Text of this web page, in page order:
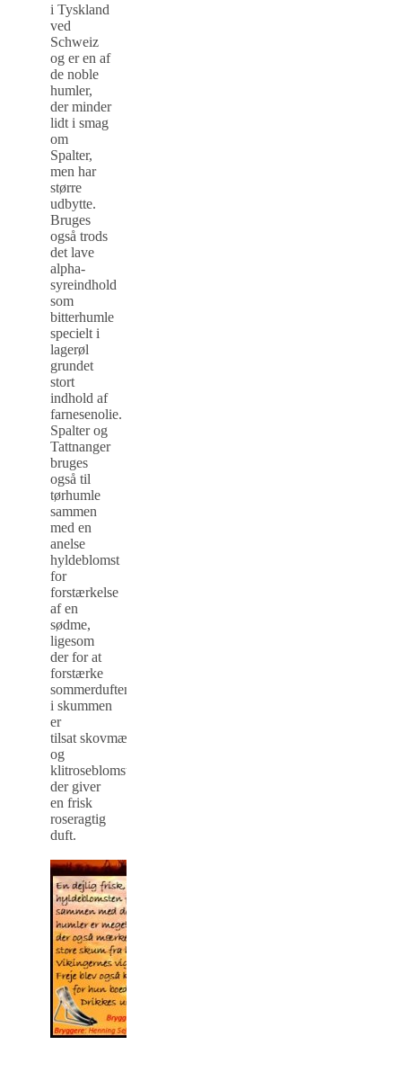
i Tyskland
ved
Schweiz
og er en af
de noble
humler,
der minder
lidt i smag
om
Spalter,
men har
større
udbytte.
Bruges
også trods
det lave
alpha-
syreindhold
som
bitterhumle
specielt i
lagerøl
grundet
stort
indhold af
farnesenolie.
Spalter og
Tattnanger
bruges
også til
tørhumle
sammen
med en
anelse
hyldeblomst
for
forstærkelse
af en
sødme,
ligesom
der for at
forstærke
sommerduften
i skummen
er
tilsat skovmærke-
og
klitroseblomster,
der giver
en frisk
roseragtig
duft.